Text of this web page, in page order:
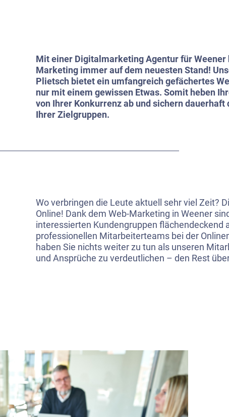
Mit einer Digitalmarketing Agentur für Weener
Marketing immer auf dem neuesten Stand!
Plietsch bietet ein umfangreich gefächertes
nur mit einem gewissen Etwas. Somit heben
von Ihrer Konkurrenz ab und sichern
Ihrer Zielgruppen.
Wo verbringen die Leute aktuell sehr viel Zeit?
Online! Dank dem Web-Marketing in Weener
interessierten Kundengruppen flächendeckend
professionellen Mitarbeiterteams bei der
haben Sie nichts weiter zu tun als unseren
und Ansprüche zu verdeutlichen – den Rest